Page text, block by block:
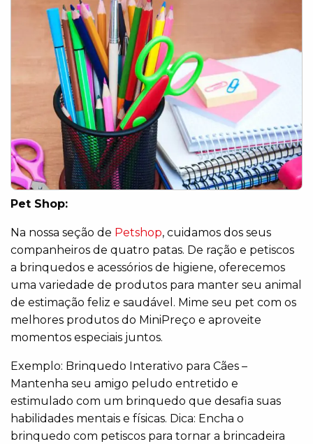
Pet Shop:
Na nossa seção de Petshop, cuidamos dos seus
companheiros de quatro patas. De ração e petiscos
a brinquedos e acessórios de higiene, oferecemos
uma variedade de produtos para manter seu animal
de estimação feliz e saudável. Mime seu pet com os
melhores produtos do MiniPreço e aproveite
momentos especiais juntos.
Exemplo: Brinquedo Interativo para Cães –
Mantenha seu amigo peludo entretido e
estimulado com um brinquedo que desafia suas
habilidades mentais e físicas. Dica: Encha o
brinquedo com petiscos para tornar a brincadeira